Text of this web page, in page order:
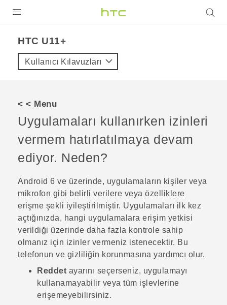
VIVE
VIVERSE
DESTEK
HTC U11+‎
Kullanıcı Kılavuzları
< < Menu
Uygulamaları kullanırken izinleri
vermem hatırlatılmaya devam
ediyor. Neden?
Android 6 ve üzerinde, uygulamaların kişiler veya
mikrofon gibi belirli verilere veya özelliklere
erişme şekli iyileştirilmiştir. Uygulamaları ilk kez
açtığınızda, hangi uygulamalara erişim yetkisi
verildiği üzerinde daha fazla kontrole sahip
olmanız için izinler vermeniz istenecektir. Bu
telefonun ve gizliliğin korunmasına yardımcı olur.
Reddet ayarını seçerseniz, uygulamayı
kullanamayabilir veya tüm işlevlerine
erişemeyebilirsiniz.